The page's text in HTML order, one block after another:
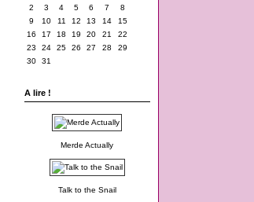
2
3 4 5 6 7
8
9
10 11 12 13 14
15
16
17 18 19 20 21
22
23
24 25 26 27 28
29
30
31
A lire !
Merde Actually
Talk to the Snail